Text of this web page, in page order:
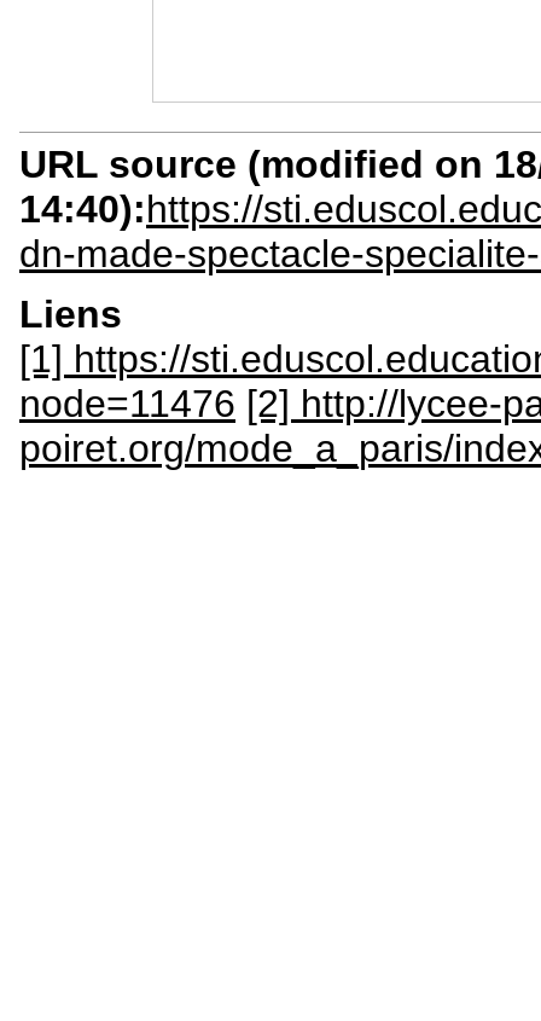
URL source (modified on
14:40):https://
dn-made-spectacle-
Liens
[1] https://
node=11476 [2] http://lycee-
poiret.org/mode_a_paris/